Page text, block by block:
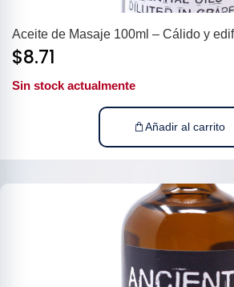
Aceite de Masaje 100ml – Cálido y
$8.71
Sin stock actualmente
Añadir al carrito